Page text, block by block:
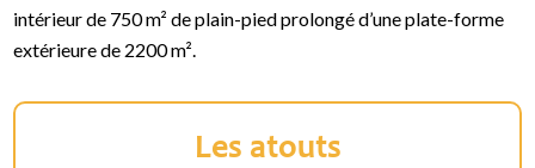
intérieur de 750 m² de plain-pied prolongé d’une plate-forme
extérieure de 2200 m².
Les atouts